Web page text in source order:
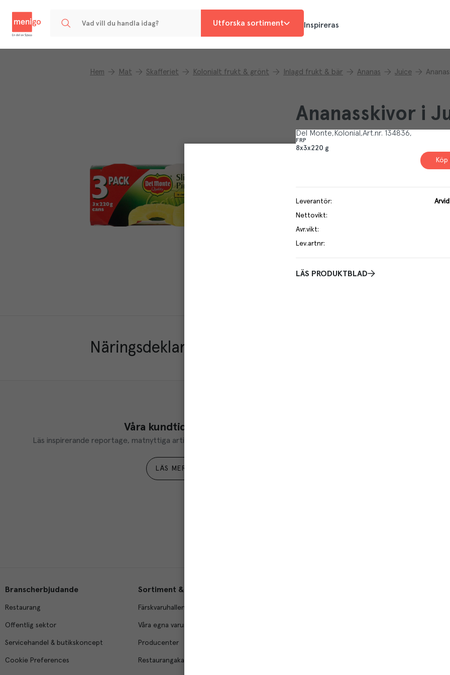
Utforska sortiment Inspireras
Hem Mat Skafferiet Kolonialt frukt & grönt Inlagd frukt & bär Ananas Juice
Ananasskivor i
Del Monte Kolonial Art.nr. 134836
FRP
8x3x220 g
Köp
Leverantör:
Nettovikt:
Avr.vikt:
Lev.artnr:
LÄS PRODUKTBLAD
Näringsdeklaration
Våra kundtidningar
Läs inspirerande reportage, matnyttiga artiklar och ta del av aktuella kampanjer.
LÄS MER
Du som är Menigo-
Branscherbjudande
Restaurang
Offentlig sektor
Servicehandel & butikskoncept
Cookie Preferences
Sortiment & tjänster
Färskvaruhallen
Våra egna varumärken
Producenter
Restaurangakademien